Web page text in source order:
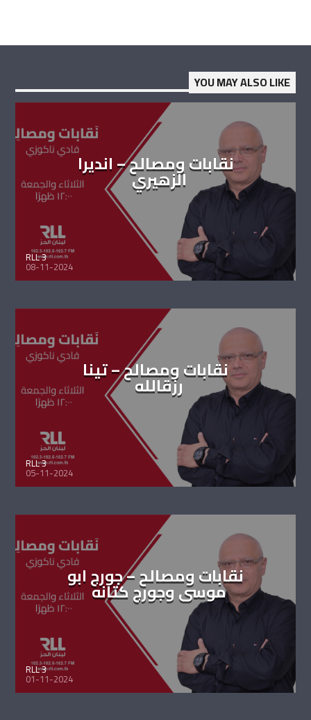
YOU MAY ALSO LIKE
نقابات ومصالح – انديرا
الزهيري
RLL 3
08-11-2024
نقابات ومصالح – تينا
رزقالله
RLL 3
05-11-2024
نقابات ومصالح – جورج ابو
موسى وجورج كتانه
RLL 3
01-11-2024